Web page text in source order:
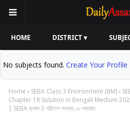
HOME DISTRICT ▾
No subjects found. Create Your Profile
Home SEBA Class 3 Environment (BM)
Chapter 18 Solution in Bengali Medium
| SEBA ক্লাস 3 পরিবেশ অধ্যায় ১৮ সমাধান